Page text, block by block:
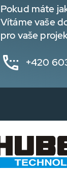
Pokud máte
Vítáme vaše
pro vaše
+420